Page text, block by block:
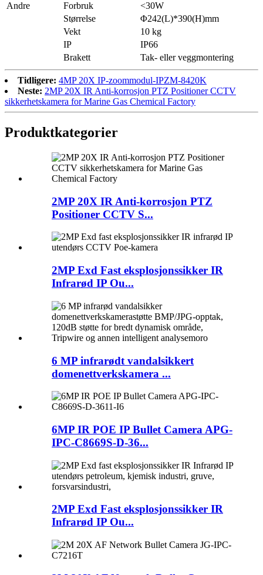
Andre
Forbruk
<30W
Størrelse
Φ242(L)*390(H)mm
Vekt
10 kg
IP
IP66
Brakett
Tak- eller veggmontering
Tidligere: 4MP 20X IP-zoommodul-IPZM-8420K
Neste: 2MP 20X IR Anti-korrosjon PTZ Positioner CCTV
sikkerhetskamera for Marine Gas Chemical Factory
Produktkategorier
2MP 20X IR Anti-korrosjon PTZ
Positioner CCTV S...
2MP Exd Fast eksplosjonssikker IR
Infrarød IP Ou...
6 MP infrarødt vandalsikkert
domenettverkskamera ...
6MP IR POE IP Bullet Camera APG-
IPC-C8669S-D-36...
2MP Exd Fast eksplosjonssikker IR
Infrarød IP Ou...